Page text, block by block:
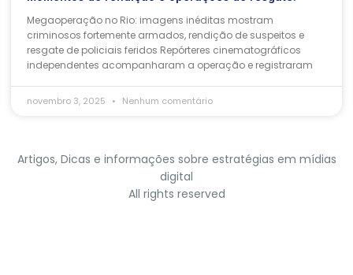
Megaoperação no Rio: imagens inéditas mostram
criminosos fortemente armados, rendição de suspeitos e
resgate de policiais feridos Repórteres cinematográficos
independentes acompanharam a operação e registraram
novembro 3, 2025 Nenhum comentário
Artigos, Dicas e informações sobre estratégias em mídias
digital
All rights reserved